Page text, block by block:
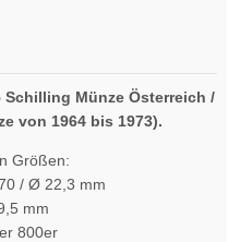
Münze Österreich /
von 1964 bis 1973).
Größen:
/ Ø 22,3 mm
mm
800er